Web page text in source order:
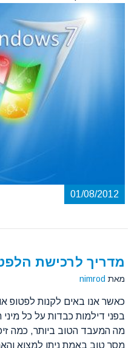
01/08/2012
מדריך לרכישת
כאשר אנו באים לקנות לפטופ
בפני דילמות כבדות על כל
מסך טוב באמת ניתן למצוא